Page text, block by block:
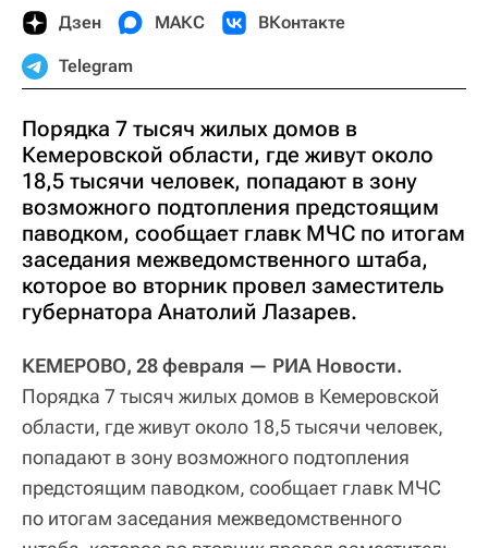
Дзен МАКС ВКонтакте
Telegram
Порядка 7 тысяч жилых домов в
Кемеровской области, где живут около
18,5 тысячи человек, попадают в зону
возможного подтопления предстоящим
паводком, сообщает главк МЧС по итогам
заседания межведомственного штаба,
которое во вторник провел заместитель
губернатора Анатолий Лазарев.
КЕМЕРОВО, 28 февраля — РИА Новости.
Порядка 7 тысяч жилых домов в Кемеровской
области, где живут около 18,5 тысячи человек,
попадают в зону возможного подтопления
предстоящим паводком, сообщает главк МЧС
по итогам заседания межведомственного